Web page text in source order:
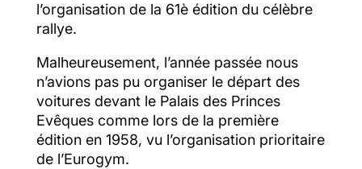
l’organisation de la 61è édition du célèbre
rallye.
Malheureusement, l’année passée nous
n’avions pas pu organiser le départ des
voitures devant le Palais des Princes
Evêques comme lors de la première
édition en 1958, vu l’organisation prioritaire
de l’Eurogym.